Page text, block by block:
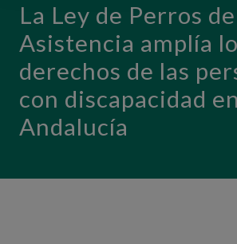
La Ley de Perros de
Asistencia amplía
derechos de las
con discapacidad en
Andalucía